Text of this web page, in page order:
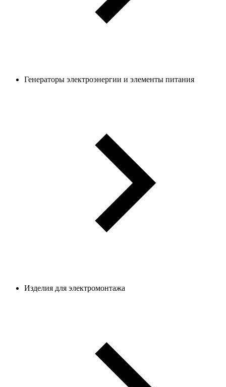
Генераторы электроэнергии и элементы питания
Изделия для электромонтажа